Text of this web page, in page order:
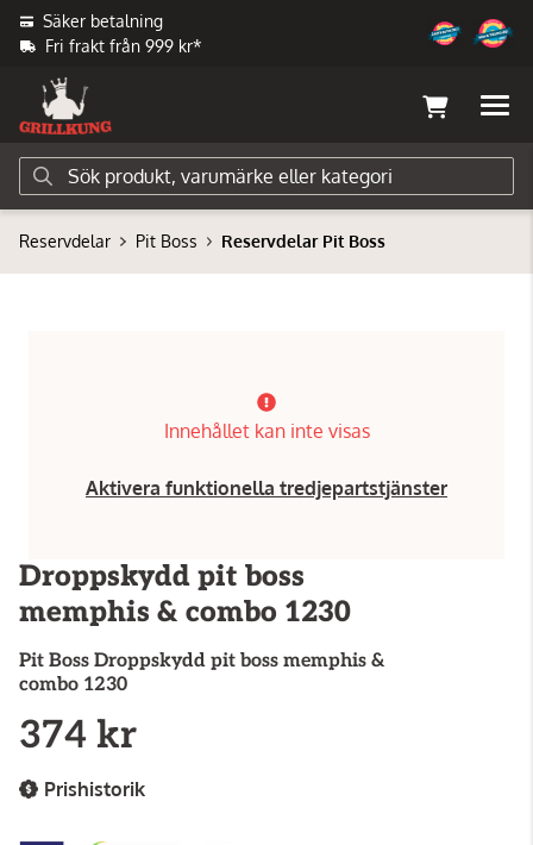
Säker betalning
Fri frakt från 999 kr*
Reservdelar Pit Boss Reservdelar Pit Boss
Innehållet kan inte visas
Aktivera funktionella tredjepartstjänster
Droppskydd pit boss
memphis & combo 1230
Pit Boss Droppskydd pit boss memphis &
combo 1230
374 kr
Prishistorik